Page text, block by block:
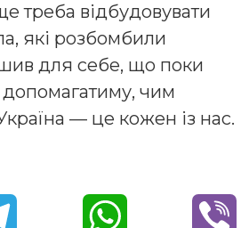
треба відбудовувати
які розбомбили
для себе, що поки
чим
— це кожен із нас.